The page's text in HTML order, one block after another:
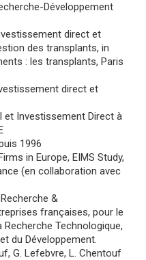
Développement
direct et
des transplants, in
: les transplants, Paris
direct et
et Investissement Direct à
1996
in Europe, EIMS Study,
(en collaboration avec
&
françaises, pour le
Recherche Technologique,
du Développement.
G. Lefebvre, L. Chentouf